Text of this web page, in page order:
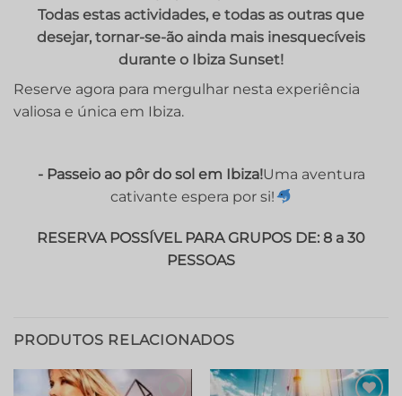
Todas estas actividades, e todas as outras que
desejar, tornar-se-ão ainda mais inesquecíveis
durante o Ibiza Sunset!
Reserve agora para mergulhar nesta experiência
valiosa e única em Ibiza.
- Passeio ao pôr do sol em Ibiza!Uma aventura
cativante espera por si!
RESERVA POSSÍVEL PARA GRUPOS DE: 8 a 30
PESSOAS
PRODUTOS RELACIONADOS